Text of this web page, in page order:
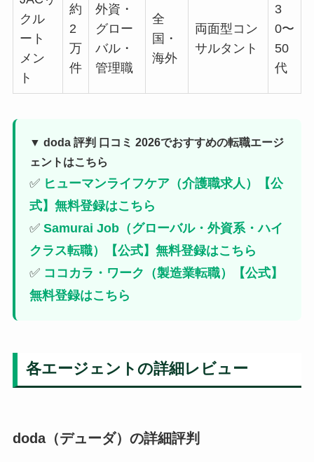
クル
ート
メン
ト
約
2
万
件
外資・
グロー
バル・
管理職
全
国・
海外
両面型コン
サルタント
3
0〜
50
代
▼ doda 評判 口コミ 2026でおすすめの転職エージ
ェントはこちら
✅ ヒューマンライフケア（介護職求人）【公
式】無料登録はこちら
✅ Samurai Job（グローバル・外資系・ハイ
クラス転職）【公式】無料登録はこちら
✅ ココカラ・ワーク（製造業転職）【公式】
無料登録はこちら
各エージェントの詳細レビュー
doda（デューダ）の詳細評判